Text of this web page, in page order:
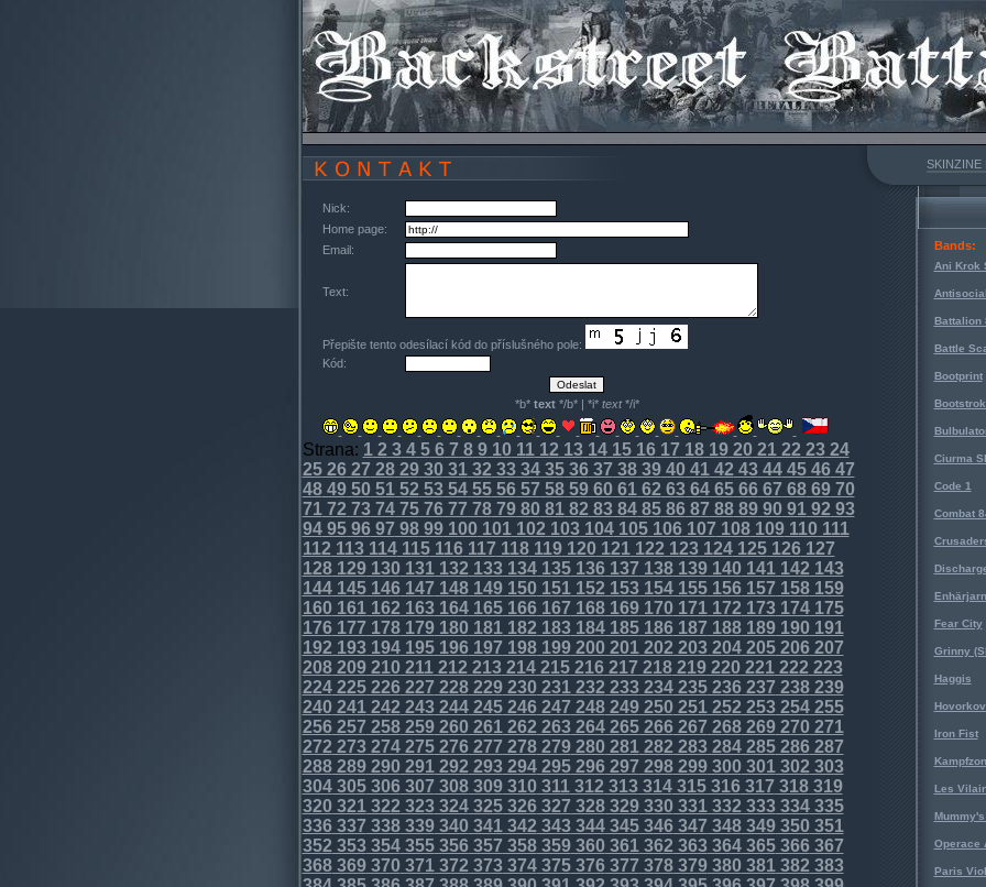
SKINZINE
Nick:
Home page:
Email:
Text:
Přepište tento odesílací kód do příslušného pole:
Kód:
*b* text*/b* | *i* text*/i*
Strana: 12 34567 89101112 1314151617 1819202122 2324
252627 2829303132 3334353637 3839404142 4344454647
4849505152 5354555657 5859606162 6364656667 686970
7172 7374757677 7879808182 8384858687 8889909192 93
94959697 9899100101102 103104105106107 108109110111
112 113114115116117 118119120121122 123124125126127
128129130131132 133134135136137 138139140141142 143
144145146147 148149150151152 153154155156157 158159
160161162 163164165166167 168169170171172 173174175
176177 178179180181182 183184185186187 188189190191
192 193194195196197 198199200201202 203204205206207
208209210211212 213214215216217 218219220221222 223
224225226227 228229230231232 233234235236237 238239
240241242 243244245246247 248249250251252 253254255
256257 258259260261262 263264265266267 268269270271
272 273274275276277 278279280281282 283284285286287
288289290291292 293294295296297 298299300301302 303
304305306307 308309310311312 313314315316317 318319
320321322 323324325326327 328329330331332 333334335
336337 338339340341342 343344345346347 348349350351
352 353354355356357 358359360361362 363364365366367
368369370371372 373374375376377 378379380381382 383
Bands:
Ani Krok
Battalion
Battle
Bootprint
Ciurma
Code 1
Combat
Fear City
Grinny
Haggis
Iron Fist
Les
Operace
Paris